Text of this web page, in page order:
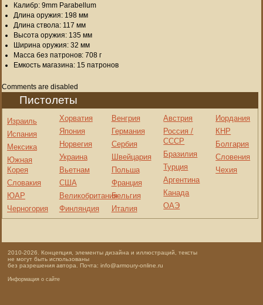
Калибр: 9mm Parabellum
Длина оружия: 198 мм
Длина ствола: 117 мм
Высота оружия: 135 мм
Ширина оружия: 32 мм
Масса без патронов: 708 г
Емкость магазина: 15 патронов
Comments are disabled
Пистолеты
Израиль
Испания
Мексика
Южная
Корея
Словакия
ЮАР
Черногория
Хорватия
Япония
Норвегия
Украина
Вьетнам
США
Великобритания
Финляндия
Венгрия
Германия
Сербия
Швейцария
Польша
Франция
Бельгия
Италия
Австрия
Россия /
СССР
Бразилия
Турция
Аргентина
Канада
ОАЭ
Иордания
КНР
Болгария
Словения
Чехия
2010-2026. Концепция, элементы дизайна и иллюстраций, тексты
не могут быть использованы
без разрешения автора. Почта: info@armoury-online.ru
Информация о сайте